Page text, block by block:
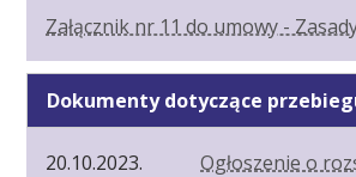
Załącznik nr 11 do umowy -
Dokumenty dotyczące
20.10.2023. Ogłoszenie o